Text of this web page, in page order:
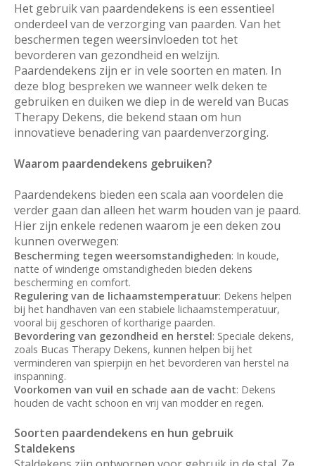
Het gebruik van paardendekens is een essentieel
onderdeel van de verzorging van paarden. Van het
beschermen tegen weersinvloeden tot het
bevorderen van gezondheid en welzijn.
Paardendekens zijn er in vele soorten en maten. In
deze blog bespreken we wanneer welk deken te
gebruiken en duiken we diep in de wereld van Bucas
Therapy Dekens, die bekend staan om hun
innovatieve benadering van paardenverzorging.
Waarom paardendekens gebruiken?
Paardendekens bieden een scala aan voordelen die
verder gaan dan alleen het warm houden van je paard.
Hier zijn enkele redenen waarom je een deken zou
kunnen overwegen:
Bescherming tegen weersomstandigheden: In koude,
natte of winderige omstandigheden bieden dekens
bescherming en comfort.
Regulering van de lichaamstemperatuur: Dekens helpen
bij het handhaven van een stabiele lichaamstemperatuur,
vooral bij geschoren of kortharige paarden.
Bevordering van gezondheid en herstel: Speciale dekens,
zoals Bucas Therapy Dekens, kunnen helpen bij het
verminderen van spierpijn en het bevorderen van herstel na
inspanning.
Voorkomen van vuil en schade aan de vacht: Dekens
houden de vacht schoon en vrij van modder en regen.
Soorten paardendekens en hun gebruik
Staldekens